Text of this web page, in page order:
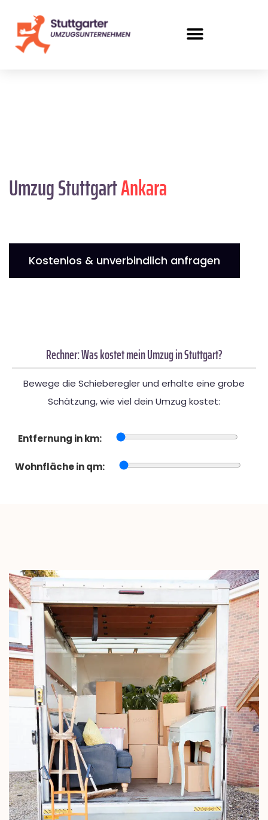
Umzug StuttgartAnkara
Kostenlos & unverbindlich anfragen
Rechner: Was kostet mein Umzug in Stuttgart?
Bewege die Schieberegler und erhalte eine grobe
Schätzung, wie viel dein Umzug kostet:
Entfernung in km:
Wohnfläche in qm: